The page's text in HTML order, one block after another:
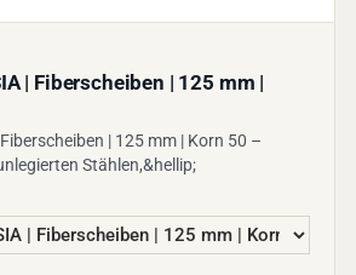
| Fiberscheiben | 125 mm |
| 125 mm | Korn 50 –
Stählen,&hellip;